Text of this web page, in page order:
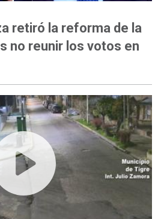
retiró la reforma de la
no reunir los votos en